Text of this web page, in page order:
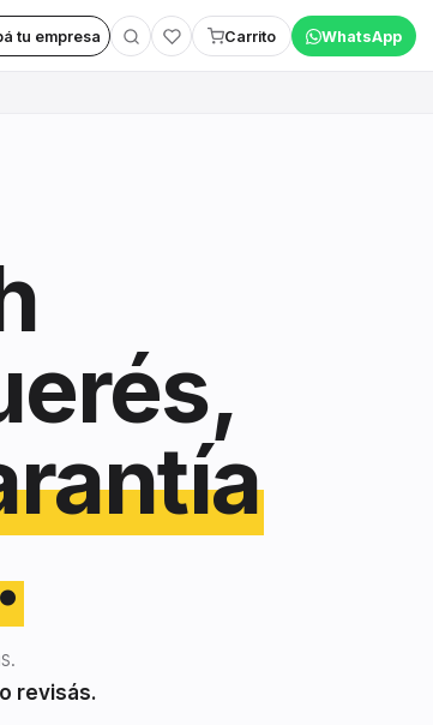
tu empresa Carrito WhatsApp
revisás.